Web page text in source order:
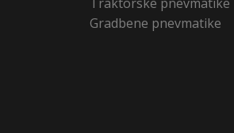
Gradbene pnevmatike